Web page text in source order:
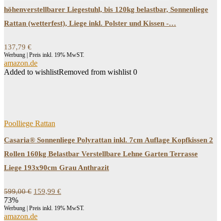
höhenverstellbarer Liegestuhl, bis 120kg belastbar, Sonnenliege
Rattan (wetterfest), Liege inkl. Polster und Kissen -…
137,79 €
Werbung | Preis inkl. 19% MwST.
amazon.de
Added to wishlistRemoved from wishlist 0
Poolliege Rattan
Casaria® Sonnenliege Polyrattan inkl. 7cm Auflage Kopfkissen 2
Rollen 160kg Belastbar Verstellbare Lehne Garten Terrasse
Liege 193x90cm Grau Anthrazit
599,00€ Ursprünglicher
war:
599,00 €
159,99 €
ist:
73%
Werbung | Preis inkl. 19% MwST.
amazon.de